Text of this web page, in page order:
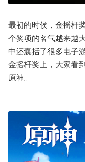
最初的时候，金摇杆
个奖项的名气越来越
中还囊括了很多电子
金摇杆奖上，大家看
原神。